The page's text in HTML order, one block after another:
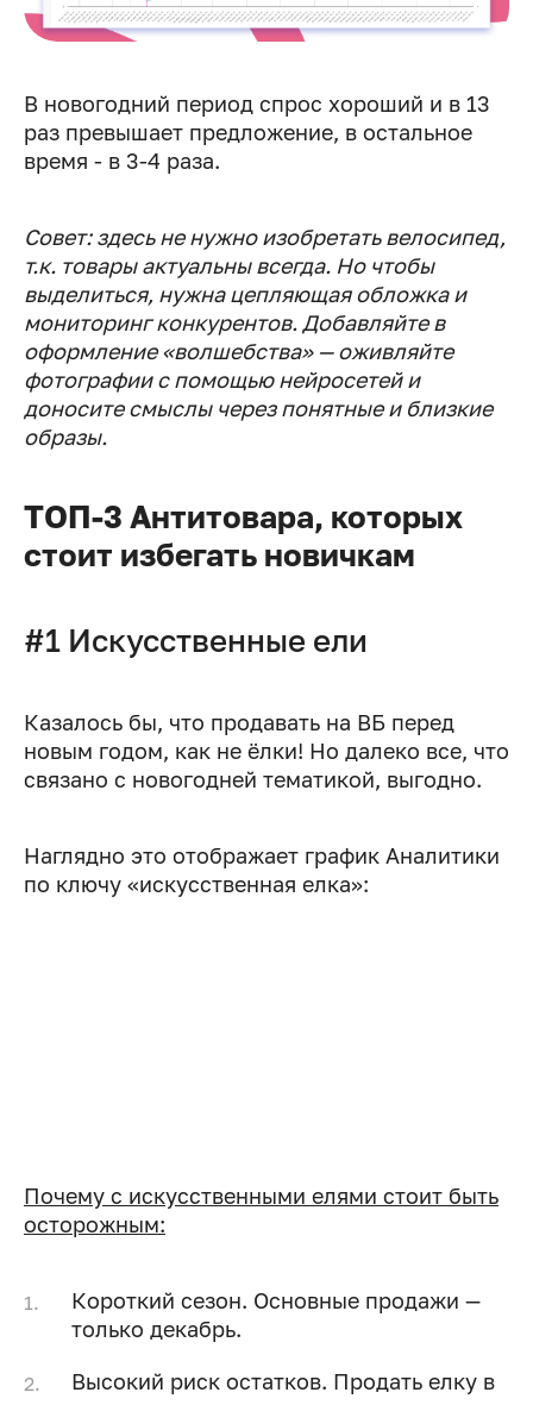
В новогодний период спрос хороший и в 13
раз превышает предложение, в остальное
время - в 3-4 раза.
Совет: здесь не нужно изобретать велосипед,
т.к. товары актуальны всегда. Но чтобы
выделиться, нужна цепляющая обложка и
мониторинг конкурентов. Добавляйте в
оформление «волшебства» — оживляйте
фотографии с помощью нейросетей и
доносите смыслы через понятные и близкие
образы.
ТОП-3 Антитовара, которых
стоит избегать новичкам
#1 Искусственные ели
Казалось бы, что продавать на ВБ перед
новым годом, как не ёлки! Но далеко все, что
связано с новогодней тематикой, выгодно.
Наглядно это отображает график Аналитики
по ключу «искусственная елка»:
Почему с искусственными елями стоит быть
осторожным:
Короткий сезон. Основные продажи —
только декабрь.
Высокий риск остатков. Продать елку в